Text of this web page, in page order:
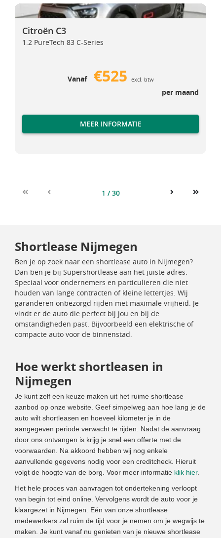
Citroën C3
Citroën C3
Citroën C3
1.2 PureTech 83 C-Series
Vanaf €525 excl. btw
per maand
MEER INFORMATIE
1 / 30
Shortlease Nijmegen
Ben je op zoek naar een shortlease auto in Nijmegen?
Dan ben je bij Supershortlease aan het juiste adres.
Speciaal voor ondernemers en particulieren die niet
houden van lange contracten of kleine lettertjes. Wij
garanderen onbezorgd rijden met maximale vrijheid. Je
vindt er de auto die perfect bij jou en bij de
omstandigheden past. Bijvoorbeeld een elektrische of
compacte auto voor de binnenstad.
Hoe werkt shortleasen in
Nijmegen
Je kunt zelf een keuze maken uit het ruime shortlease
aanbod op onze website. Geef simpelweg aan hoe lang je de
auto wilt shortleasen en hoeveel kilometer je in de
aangegeven periode verwacht te rijden. Nadat de aanvraag
door ons ontvangen is krijg je snel een offerte met de
voorwaarden. Na akkoord hebben wij nog enkele
aanvullende gegevens nodig voor een creditcheck. Hieruit
volgt de hoogte van de borg. Voor meer informatie klik hier.
Het hele proces van aanvragen tot ondertekening verloopt
van begin tot eind online. Vervolgens wordt de auto voor je
klaargezet in Nijmegen. Eén van onze shortlease
medewerkers zal ruim de tijd voor je nemen om je wegwijs te
maken. Je kunt vanaf nu genieten van je nieuwe shortlease